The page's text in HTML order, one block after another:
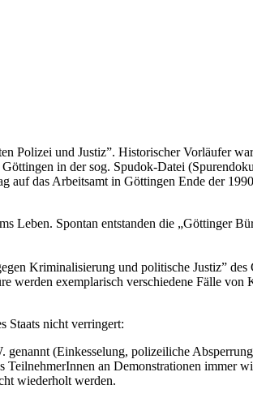
Polizei und Justiz”. Historischer Vorläufer
in der sog. Spudok-Datei
auf das Arbeitsamt in Göttingen Ende der
Spontan entstanden die „Göttinger
Kriminalisierung und politische Justiz”
werden exemplarisch verschiedene Fälle
Staats nicht verringert:
(Einkesselung, polizeiliche
an Demonstrationen immer
wiederholt werden.